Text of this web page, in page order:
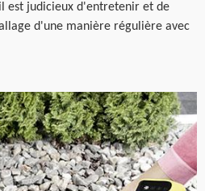
est judicieux d'entretenir et de
d'une manière régulière avec